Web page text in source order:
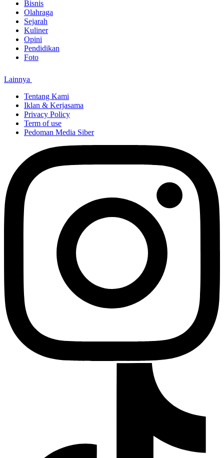
Bisnis
Olahraga
Sejarah
Kuliner
Opini
Pendidikan
Foto
Lainnya
Tentang Kami
Iklan & Kerjasama
Privacy Policy
Term of use
Pedoman Media Siber